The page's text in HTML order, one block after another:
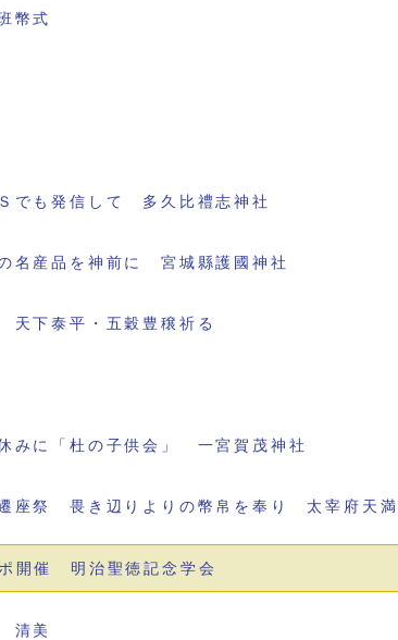
幣式
でも発信して 多久比禮志神社
名産品を神前に 宮城縣護國神社
天下泰平・五穀豊穣祈る
みに「杜の子供会」 一宮賀茂神社
座祭 畏き辺りよりの幣帛を奉り 太宰府天満
開催 明治聖徳記念学会
清美